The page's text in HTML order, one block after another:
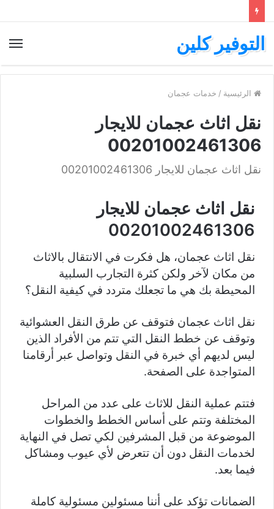
التوفير كلين
الرئيسية / خدمات عجمان
نقل اثاث عجمان للايجار
00201002461306
نقل اثاث عجمان للايجار 00201002461306
نقل اثاث عجمان للايجار
00201002461306
نقل اثاث عجمان، هل فكرت في الانتقال بالاثاث
من مكان لآخر ولكن كثرة التجارب السلبية
المحيطة بك هي ما تجعلك متردد في كيفية النقل؟
نقل اثاث عجمان فتوقف عن طرق النقل العشوائية
وتوقف عن خطط النقل التي تتم من الأفراد الذين
ليس لديهم أي خبرة في النقل وتواصل عبر أرقامنا
المتواجدة على الصفحة.
فتتم عملية النقل للاثاث على عدد من المراحل
المختلفة وتتم على أساس الخطط والخطوات
الموضوعة من قبل المشرفين لكي تصل في النهاية
لخدمات النقل دون أن تتعرض لأي عيوب ومشاكل
فيما بعد.
الضمانات تؤكد على أننا مسئولين مسئولية كاملة